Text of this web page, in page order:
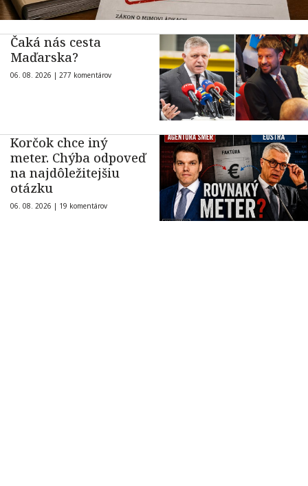
Čaká nás cesta
Maďarska?
06. 08. 2026 | 277 komentárov
Korčok chce iný
meter. Chýba odpoveď
na najdôležitejšiu
otázku
06. 08. 2026 | 19 komentárov